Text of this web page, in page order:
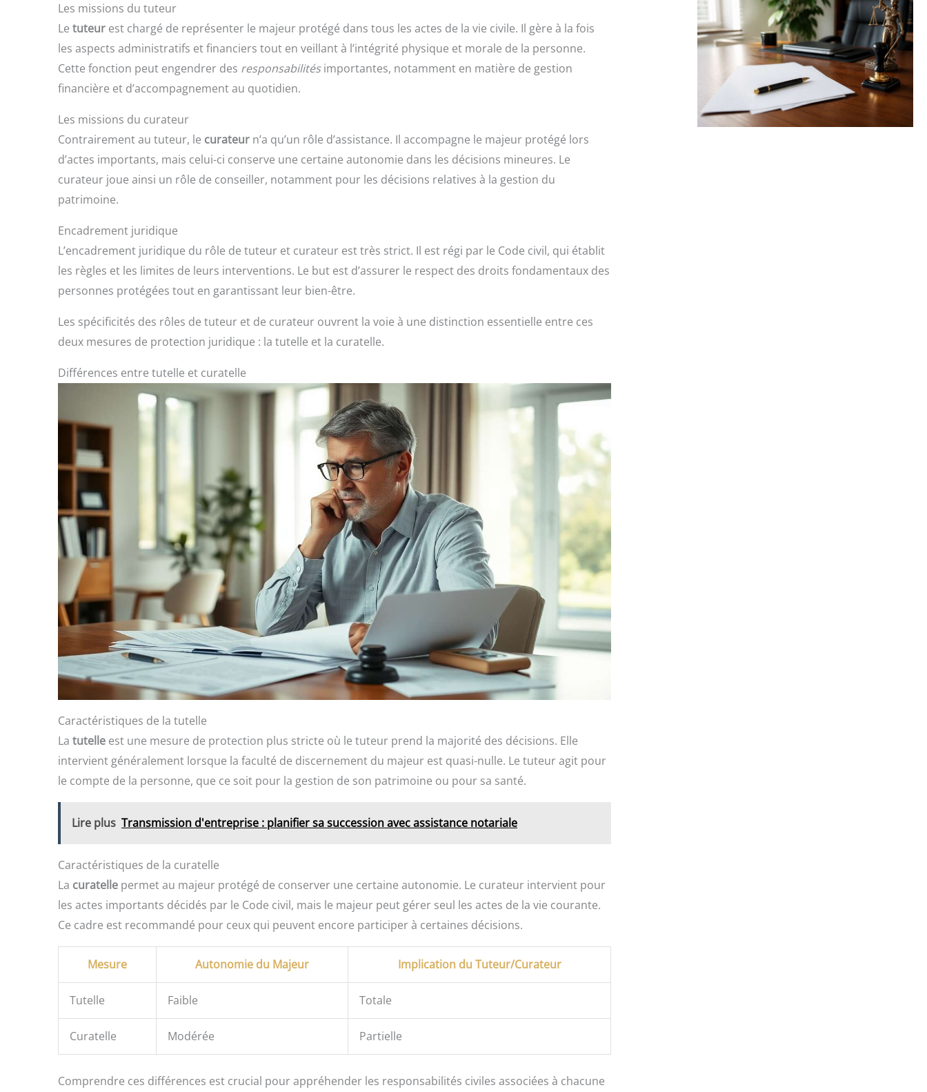
Les missions du tuteur
Le tuteur est chargé de représenter le majeur protégé dans tous les actes de la vie civile. Il gère à la fois
les aspects administratifs et financiers tout en veillant à l’intégrité physique et morale de la personne.
Cette fonction peut engendrer des responsabilitésimportantes, notamment en matière de gestion
financière et d’accompagnement au quotidien.
Les missions du curateur
Contrairement au tuteur, le curateur n’a qu’un rôle d’assistance. Il accompagne le majeur protégé lors
d’actes importants, mais celui-ci conserve une certaine autonomie dans les décisions mineures. Le
curateur joue ainsi un rôle de conseiller, notamment pour les décisions relatives à la gestion du
patrimoine.
Encadrement juridique
L’encadrement juridique du rôle de tuteur et curateur est très strict. Il est régi par le Code civil, qui établit
les règles et les limites de leurs interventions. Le but est d’assurer le respect des droits fondamentaux des
personnes protégées tout en garantissant leur bien-être.
Les spécificités des rôles de tuteur et de curateur ouvrent la voie à une distinction essentielle entre ces
deux mesures de protection juridique : la tutelle et la curatelle.
Différences entre tutelle et curatelle
Caractéristiques de la tutelle
La tutelle est une mesure de protection plus stricte où le tuteur prend la majorité des décisions. Elle
intervient généralement lorsque la faculté de discernement du majeur est quasi-nulle. Le tuteur agit pour
le compte de la personne, que ce soit pour la gestion de son patrimoine ou pour sa santé.
Lire plus Transmission d'entreprise : planifier sa succession avec assistance notariale
Caractéristiques de la curatelle
La curatelle permet au majeur protégé de conserver une certaine autonomie. Le curateur intervient pour
les actes importants décidés par le Code civil, mais le majeur peut gérer seul les actes de la vie courante.
Ce cadre est recommandé pour ceux qui peuvent encore participer à certaines décisions.
Mesure Autonomie du Majeur Implication du Tuteur/Curateur
Tutelle Faible Totale
Curatelle Modérée Partielle
Comprendre ces différences est crucial pour appréhender les responsabilités civiles associées à chacune